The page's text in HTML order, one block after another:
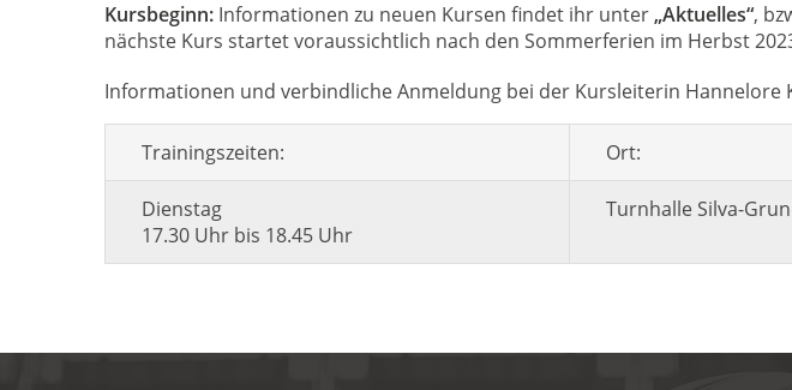
Kursbeginn: Informationen zu neuen Kursen findet ihr unter„Aktuelles“,
nächste Kurs startet voraussichtlich nach den Sommerferien im Herbst
Informationen und verbindliche Anmeldung bei der Kursleiterin Hannelore
Trainingszeiten: Ort:
Dienstag
17.30 Uhr bis 18.45 Uhr
Turnhalle Silva-